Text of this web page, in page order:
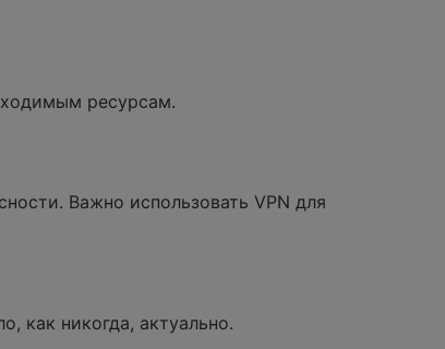
ресурсам.
Важно использовать VPN для
как никогда, актуально.